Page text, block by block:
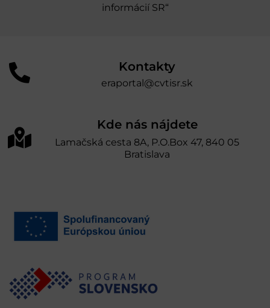
informácií SR“
Kontakty
eraportal@cvtisr.sk
Kde nás nájdete
Lamačská cesta 8A, P.O.Box 47, 840 05
Bratislava